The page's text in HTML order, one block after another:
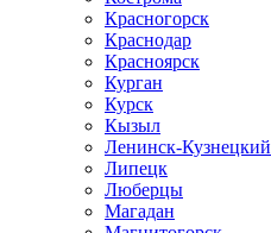
Красногорск
Краснодар
Красноярск
Курган
Курск
Кызыл
Ленинск-Кузнецкий
Липецк
Люберцы
Магадан